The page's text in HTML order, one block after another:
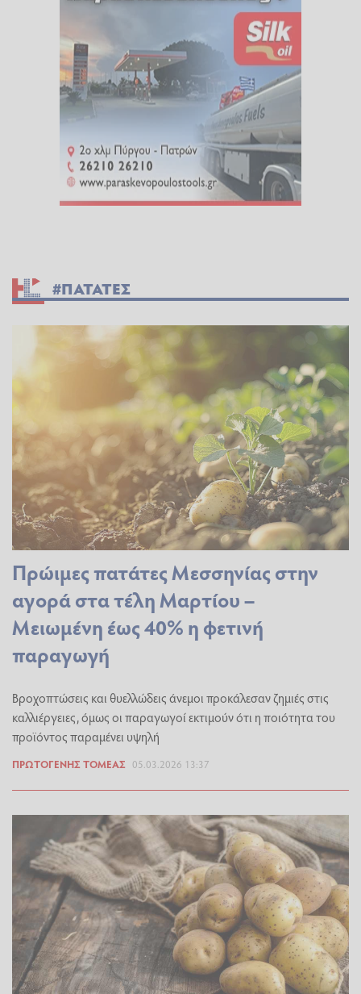
#ΠΑΤΑΤΕΣ
Πρώιμες πατάτες Μεσσηνίας στην
αγορά στα τέλη Μαρτίου –
Μειωμένη έως 40% η φετινή
παραγωγή
Βροχοπτώσεις και θυελλώδεις άνεμοι προκάλεσαν ζημιές στις
καλλιέργειες, όμως οι παραγωγοί εκτιμούν ότι η ποιότητα του
προϊόντος παραμένει υψηλή
ΠΡΩΤΟΓΕΝΉΣ ΤΟΜΈΑΣ 05.03.2026 13:37